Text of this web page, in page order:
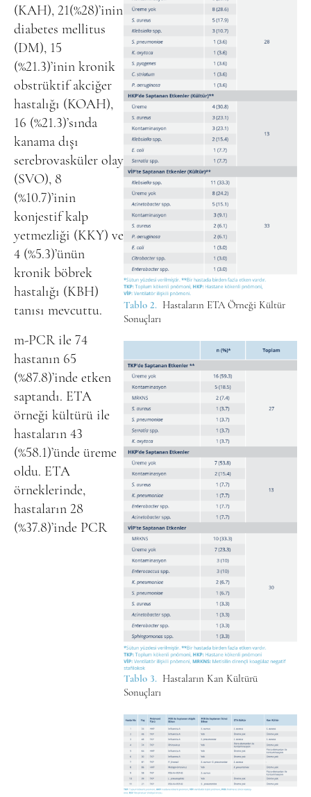
Tablo 2. Hastaların ETA Örneği Kültür
Sonuçları
Tablo 3. Hastaların Kan Kültürü
Sonuçları
(KAH), 21(%28)’inin
diabetes mellitus
(DM), 15
(%21.3)’inin kronik
obstrüktif akciğer
hastalığı (KOAH),
16 (%21.3)’sında
kanama dışı
serebrovasküler olay
(SVO), 8
(%10.7)’inin
konjestif kalp
yetmezliği (KKY) ve
4 (%5.3)’ünün
kronik böbrek
hastalığı (KBH)
tanısı mevcuttu.
m-PCR ile 74
hastanın 65
(%87.8)’inde etken
saptandı. ETA
örneği kültürü ile
hastaların 43
(%58.1)’ünde üreme
oldu. ETA
örneklerinde,
hastaların 28
(%37.8)’inde PCR